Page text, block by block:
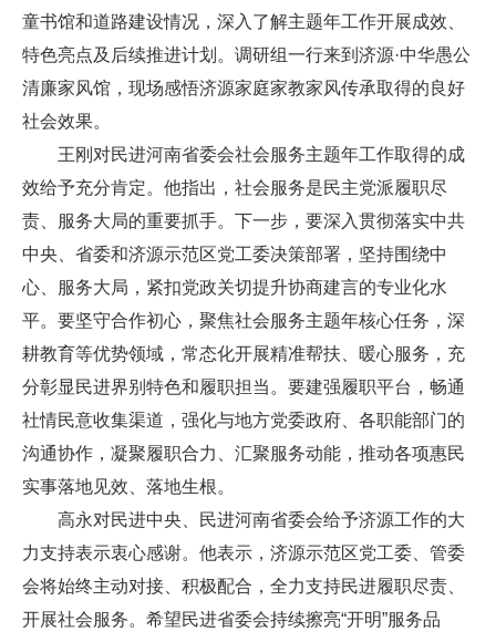
童书馆和道路建设情况，深入了解主题年工作开展成效、
特色亮点及后续推进计划。调研组一行来到济源·中华愚公
清廉家风馆，现场感悟济源家庭家教家风传承取得的良好
社会效果。
王刚对民进河南省委会社会服务主题年工作取得的成
效给予充分肯定。他指出，社会服务是民主党派履职尽
责、服务大局的重要抓手。下一步，要深入贯彻落实中共
中央、省委和济源示范区党工委决策部署，坚持围绕中
心、服务大局，紧扣党政关切提升协商建言的专业化水
平。要坚守合作初心，聚焦社会服务主题年核心任务，深
耕教育等优势领域，常态化开展精准帮扶、暖心服务，充
分彰显民进界别特色和履职担当。要建强履职平台，畅通
社情民意收集渠道，强化与地方党委政府、各职能部门的
沟通协作，凝聚履职合力、汇聚服务动能，推动各项惠民
实事落地见效、落地生根。
高永对民进中央、民进河南省委会给予济源工作的大
力支持表示衷心感谢。他表示，济源示范区党工委、管委
会将始终主动对接、积极配合，全力支持民进履职尽责、
开展社会服务。希望民进省委会持续擦亮“开明”服务品